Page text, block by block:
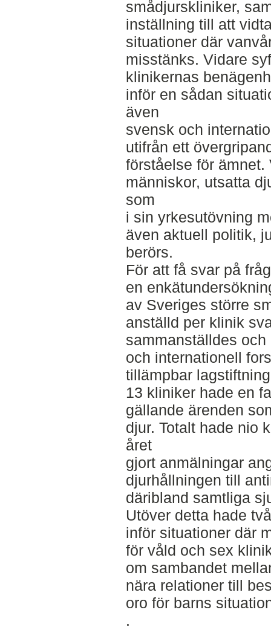
smådjurskliniker,
inställning till att
situationer där
misstänks. Vidare
klinikernas
inför en sådan
även
svensk och
utifrån ett
förståelse för
människor, utsatta
som
i sin yrkesutövning
även aktuell politik,
berörs.
För att få svar på
en
av Sveriges större
anställd per klinik
sammanställdes
och internationell
tillämpbar
13 kliniker hade en
gällande ärenden
djur. Totalt hade nio
året
gjort anmälningar
djurhållningen till
däribland samtliga
Utöver detta hade
inför situationer där
för våld och sex
om sambandet
nära relationer till
oro för barns
.